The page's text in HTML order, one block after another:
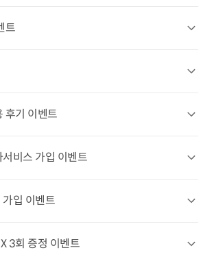
트
상세 열기
열기
후기 이벤트
기 이벤트 상세열기
비스 가입 이벤트
비스 가입 이벤트 상세열기
입 이벤트
입 이벤트 상세열기
3회 증정 이벤트
3회 증정 이벤트 상세열기